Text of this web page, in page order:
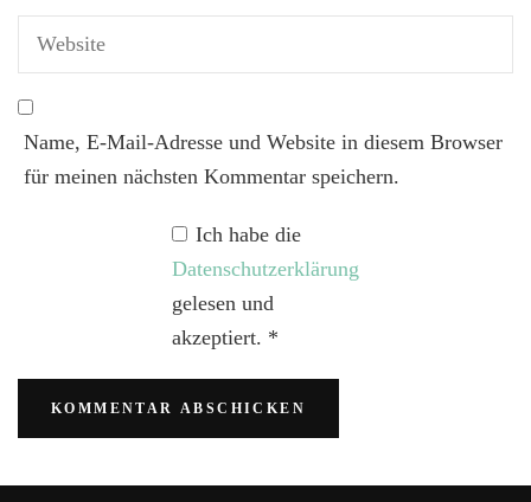
Name, E-Mail-Adresse und Website in diesem Browser
für meinen nächsten Kommentar speichern.
Ich habe die
Datenschutzerklärung
gelesen und
akzeptiert. *